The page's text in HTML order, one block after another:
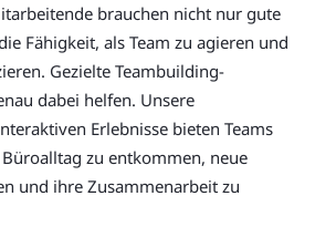
brauchen nicht nur gute
Fähigkeit, als Team zu agieren und
Gezielte Teambuilding-
dabei helfen. Unsere
Erlebnisse bieten Teams
zu entkommen, neue
und ihre Zusammenarbeit zu